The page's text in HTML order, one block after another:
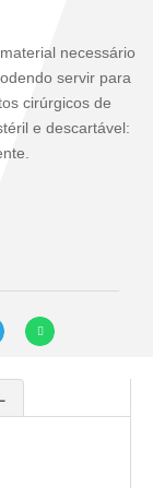
necessário
servir para
cirúrgicos de
e descartável: